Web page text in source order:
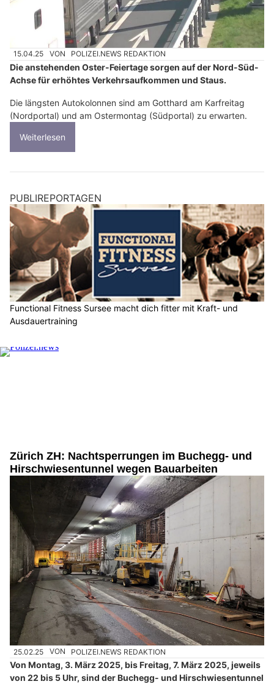
15.04.25 VON POLIZEI.NEWS REDAKTION
Die anstehenden Oster-Feiertage sorgen auf der Nord-Süd-
Achse für erhöhtes Verkehrsaufkommen und Staus.
Die längsten Autokolonnen sind am Gotthard am Karfreitag
(Nordportal) und am Ostermontag (Südportal) zu erwarten.
Weiterlesen
PUBLIREPORTAGEN
Functional Fitness Sursee macht dich fitter mit Kraft- und
Ausdauertraining
Zürich ZH: Nachtsperrungen im Buchegg- und
Hirschwiesentunnel wegen Bauarbeiten
25.02.25 VON POLIZEI.NEWS REDAKTION
Von Montag, 3. März 2025, bis Freitag, 7. März 2025, jeweils
von 22 bis 5 Uhr, sind der Buchegg- und Hirschwiesentunnel